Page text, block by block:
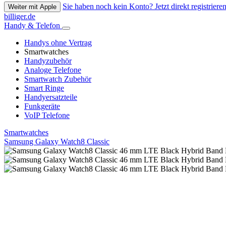
Weiter mit Apple
Sie haben noch kein Konto? Jetzt direkt
billiger.de
Handy & Telefon
Handys ohne Vertrag
Smartwatches
Handyzubehör
Analoge Telefone
Smartwatch Zubehör
Smart Ringe
Handyersatzteile
Funkgeräte
VoIP Telefone
Smartwatches
Samsung Galaxy Watch8 Classic